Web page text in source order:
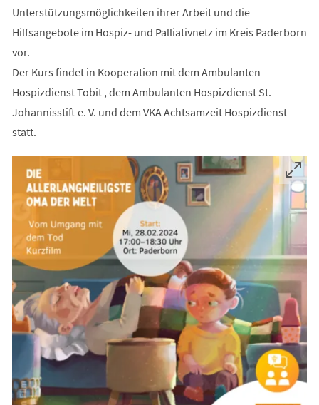
Unterstützungsmöglichkeiten ihrer Arbeit und die
Hilfsangebote im Hospiz- und Palliativnetz im Kreis Paderborn
vor.
Der Kurs findet in Kooperation mit dem Ambulanten
Hospizdienst Tobit , dem Ambulanten Hospizdienst St.
Johannisstift e. V. und dem VKA Achtsamzeit Hospizdienst
statt.